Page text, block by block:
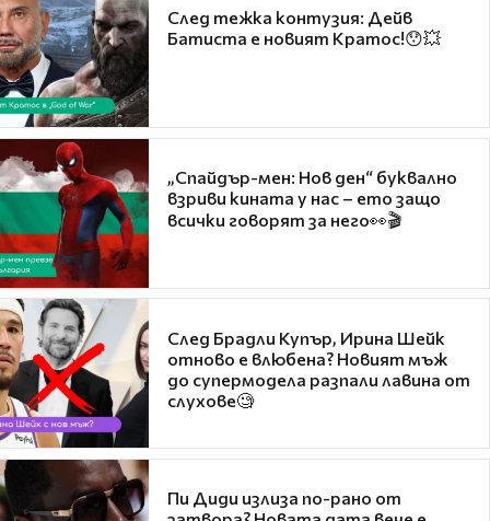
След тежка контузия: Дейв
Батиста е новият Кратос!😯💥
„Спайдър-мен: Нов ден“ буквално
взриви кината у нас – ето защо
всички говорят за него👀🎬
След Брадли Купър, Ирина Шейк
отново е влюбена? Новият мъж
до супермодела разпали лавина от
слухове🧐
Пи Диди излиза по-рано от